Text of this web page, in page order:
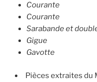
Courante
Courante
Sarabande et
Gigue
Gavotte
Pièces extraites du